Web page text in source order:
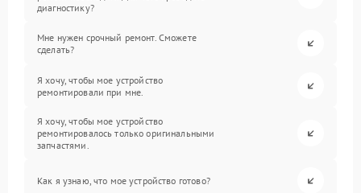
диагностику?
Мне нужен срочный ремонт. Сможете
сделать?
Я хочу, чтобы мое устройство
ремонтировали при мне.
Я хочу, чтобы мое устройство
ремонтировалось только оригинальными
запчастями.
Как я узнаю, что мое устройство готово?